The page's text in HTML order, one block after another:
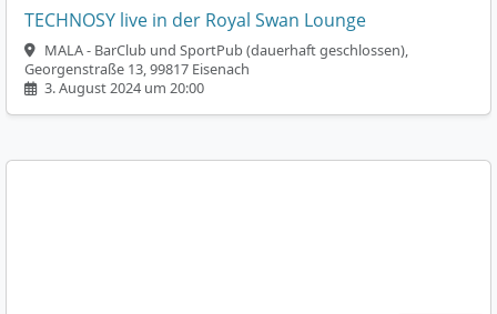
TECHNOSY live in der Royal Swan Lounge
MALA - BarClub und SportPub (dauerhaft geschlossen),
Georgenstraße 13, 99817 Eisenach
3. August 2024 um 20:00